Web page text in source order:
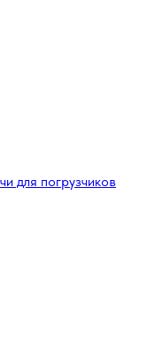
для погрузчиков